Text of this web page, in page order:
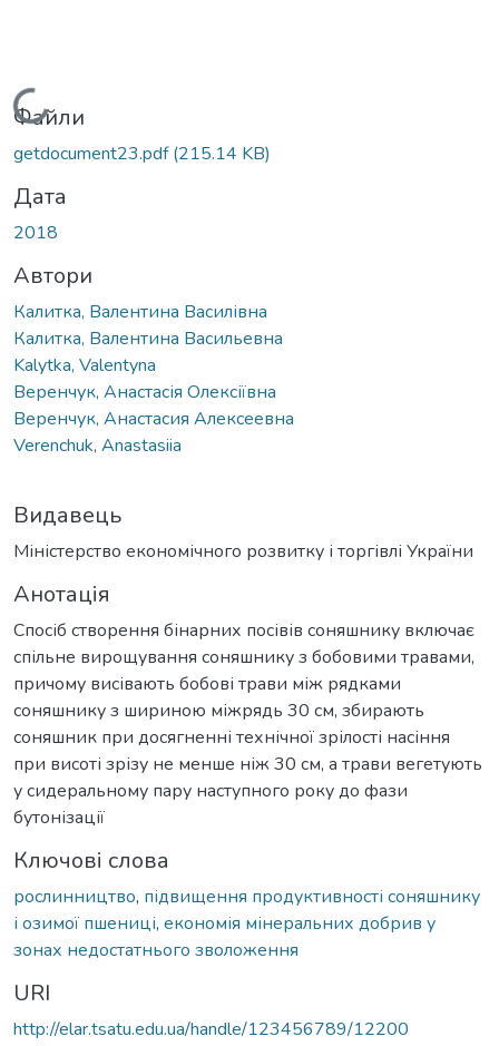
Вантажиться...
Файли
getdocument23.pdf(215.14 KB)
Дата
2018
Автори
Калитка, Валентина Василівна
Калитка, Валентина Васильевна
Kalytka, Valentyna
Веренчук, Анастасія Олексіївна
Веренчук, Анастасия Алексеевна
Verenchuk, Anastasiia
Видавець
Міністерство економічного розвитку і торгівлі України
Анотація
Спосіб створення бінарних посівів соняшнику включає
спільне вирощування соняшнику з бобовими травами,
причому висівають бобові трави між рядками
соняшнику з шириною міжрядь 30 см, збирають
соняшник при досягненні технічної зрілості насіння
при висоті зрізу не менше ніж 30 см, а трави вегетують
у сидеральному пару наступного року до фази
бутонізації
Ключові слова
рослинництво, підвищення продуктивності соняшнику
і озимої пшениці, економія мінеральних добрив у
зонах недостатнього зволоження
URI
http://elar.tsatu.edu.ua/handle/123456789/12200